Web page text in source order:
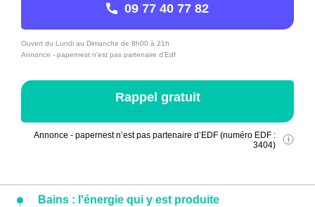
09 77 40 77 82
Ouvert du Lundi au Dimanche de 8h00 à 21h
Annonce - papernest n'est pas partenaire d'Edf
Rappel gratuit
Annonce - papernest n’est pas partenaire d’EDF (numéro EDF :
3404)
Bains : l'énergie qui y est produite